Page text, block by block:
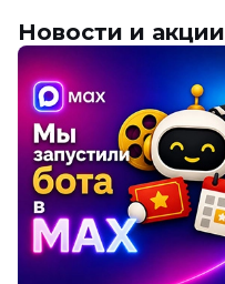
Новости и акции